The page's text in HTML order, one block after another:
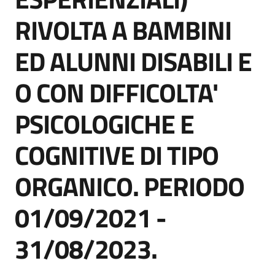
Seguici
su
RIVOLTA A BAMBINI
ED ALUNNI DISABILI E
O CON DIFFICOLTA'
PSICOLOGICHE E
COGNITIVE DI TIPO
ORGANICO. PERIODO
01/09/2021 -
31/08/2023.